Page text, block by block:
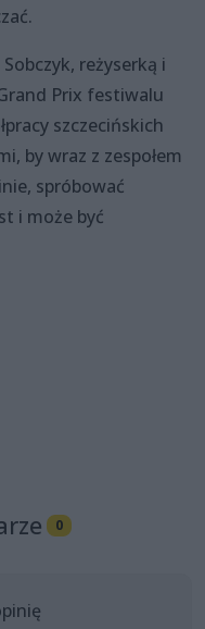
reżyserką i
Prix festiwalu
szczecińskich
by wraz z zespołem
spróbować
i może być
0